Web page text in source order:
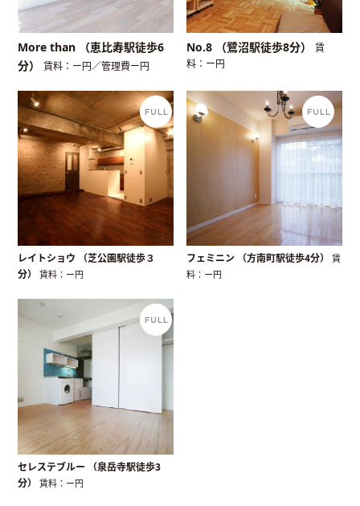
More than （恵比寿駅徒歩6
分）賃料：ー円／管理費ー円
No.8 （鷺沼駅徒歩8分）賃
料：ー円
レイトショウ （芝公園駅徒歩３
分）賃料：ー円
フェミニン （方南町駅徒歩4分）賃
料：ー円
セレステブルー （泉岳寺駅徒歩3
分）賃料：ー円